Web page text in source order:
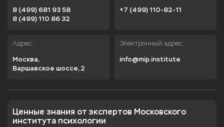
8 (499) 681 93 58
8 (499) 110 86 32
+7 (499) 110-82-11
Адрес:
Москва,
Варшавское шоссе, 2
Электронный адрес:
info@mip.institute
Ценные знания от экспертов Московского
института психологии